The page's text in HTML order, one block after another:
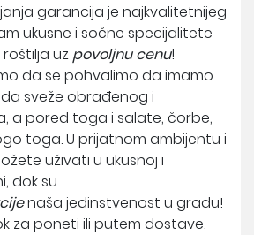
garancija je najkvalitetnijeg
ukusne i sočne specijalitete
roštilja uz povoljnu cenu!
da se pohvalimo da imamo
sveže obrađenog i
a pored toga i salate, čorbe,
toga. U prijatnom ambijentu i
uživati u ukusnoj i
dok su
naša jedinstvenost u gradu!
za poneti ili putem dostave.